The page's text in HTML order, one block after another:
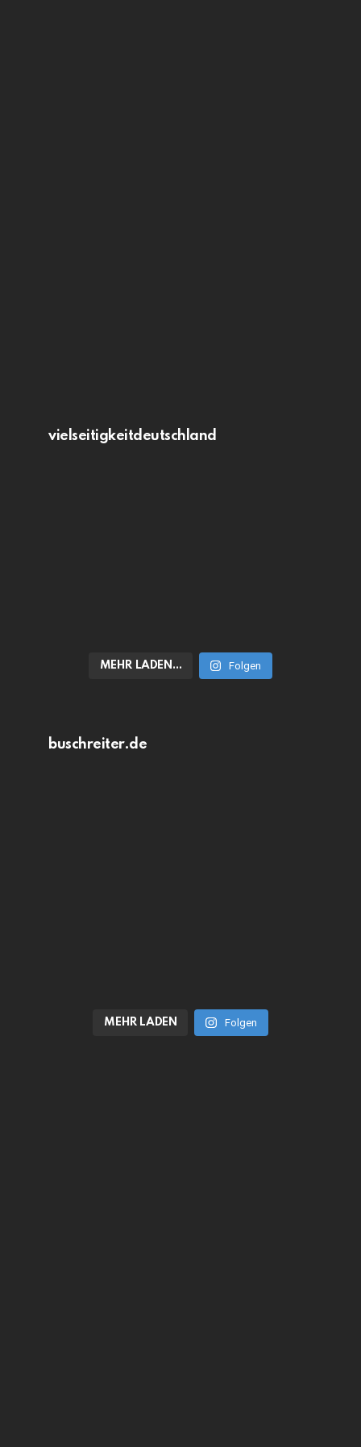
vielseitigkeitdeutschland
MEHR LADEN… Folgen
buschreiter.de
MEHR LADEN Folgen